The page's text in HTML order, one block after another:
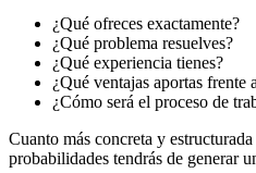
¿Qué ofreces exactamente?
¿Qué problema resuelves?
¿Qué experiencia tienes?
¿Qué ventajas aportas frente
¿Cómo será el proceso de
Cuanto más concreta y
probabilidades tendrás de generar